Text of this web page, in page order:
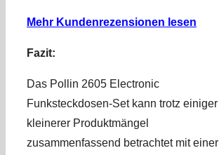
Mehr Kundenrezensionen lesen
Fazit:
Das Pollin 2605 Electronic
Funksteckdosen-Set kann trotz einiger
kleinerer Produktmängel
zusammenfassend betrachtet mit einer